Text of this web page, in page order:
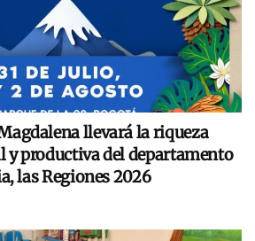
llevará la riqueza
y productiva del departamento
las Regiones 2026